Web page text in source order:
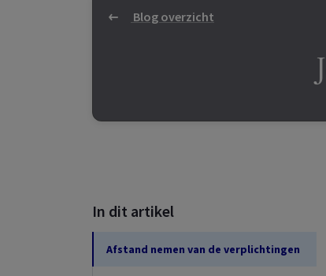
Blog overzicht
In dit artikel
Afstand nemen van de verplichtingen